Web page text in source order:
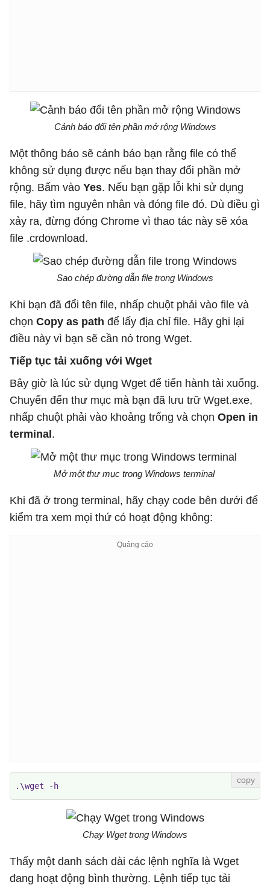
Cảnh báo đổi tên phần mở rộng Windows
Một thông báo sẽ cảnh báo bạn rằng file có thể
không sử dụng được nếu bạn thay đổi phần mở
rộng. Bấm vào Yes. Nếu bạn gặp lỗi khi sử dụng
file, hãy tìm nguyên nhân và đóng file đó. Dù điều gì
xảy ra, đừng đóng Chrome vì thao tác này sẽ xóa
file .crdownload.
Sao chép đường dẫn file trong Windows
Khi bạn đã đổi tên file, nhấp chuột phải vào file và
chọn Copy as path để lấy địa chỉ file. Hãy ghi lại
điều này vì bạn sẽ cần nó trong Wget.
Tiếp tục tải xuống với Wget
Bây giờ là lúc sử dụng Wget để tiến hành tải xuống.
Chuyển đến thư mục mà bạn đã lưu trữ Wget.exe,
nhấp chuột phải vào khoảng trống và chọn Open in
terminal .
Mở một thư mục trong Windows terminal
Khi đã ở trong terminal, hãy chạy code bên dưới để
kiểm tra xem mọi thứ có hoạt động không:
.\wget -h
Chạy Wget trong Windows
Thấy một danh sách dài các lệnh nghĩa là Wget
đang hoạt động bình thường. Lệnh tiếp tục tải